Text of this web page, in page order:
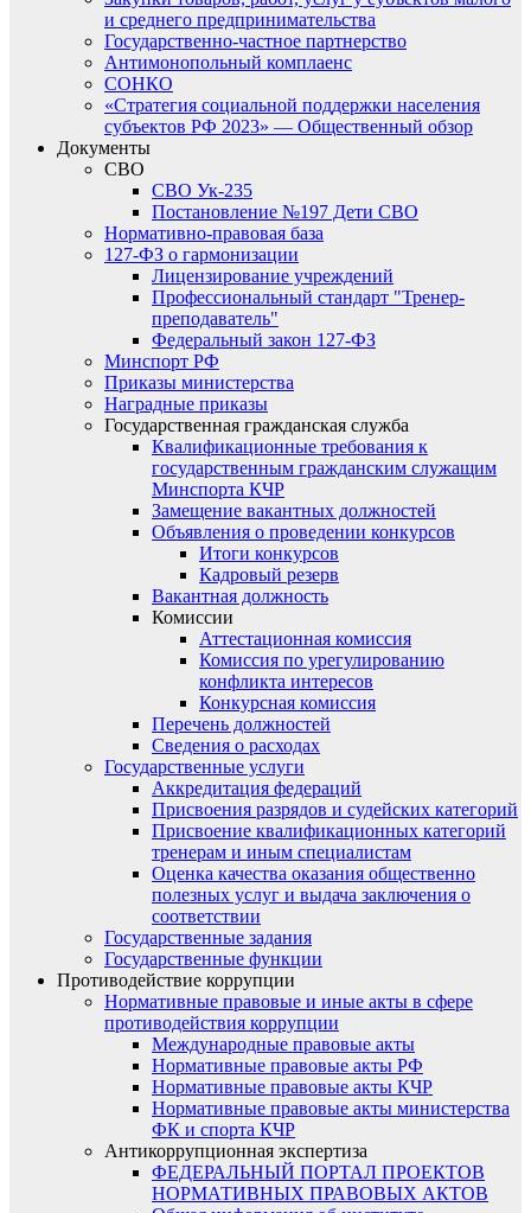
и среднего предпринимательства
Государственно-частное партнерство
Антимонопольный комплаенс
СОНКО
«Стратегия социальной поддержки населения
субъектов РФ 2023» — Общественный обзор
Документы
СВО
СВО Ук-235
Постановление №197 Дети СВО
Нормативно-правовая база
127-ФЗ о гармонизации
Лицензирование учреждений
Профессиональный стандарт "Тренер-
преподаватель"
Федеральный закон 127-ФЗ
Минспорт РФ
Приказы министерства
Наградные приказы
Государственная гражданская служба
Квалификационные требования к
государственным гражданским служащим
Минспорта КЧР
Замещение вакантных должностей
Объявления о проведении конкурсов
Итоги конкурсов
Кадровый резерв
Вакантная должность
Комиссии
Аттестационная комиссия
Комиссия по урегулированию
конфликта интересов
Конкурсная комиссия
Перечень должностей
Сведения о расходах
Государственные услуги
Аккредитация федераций
Присвоения разрядов и судейских категорий
Присвоение квалификационных категорий
тренерам и иным специалистам
Оценка качества оказания общественно
полезных услуг и выдача заключения о
соответствии
Государственные задания
Государственные функции
Противодействие коррупции
Нормативные правовые и иные акты в сфере
противодействия коррупции
Международные правовые акты
Нормативные правовые акты РФ
Нормативные правовые акты КЧР
Нормативные правовые акты министерства
ФК и спорта КЧР
Антикоррупционная экспертиза
ФЕДЕРАЛЬНЫЙ ПОРТАЛ ПРОЕКТОВ
НОРМАТИВНЫХ ПРАВОВЫХ АКТОВ